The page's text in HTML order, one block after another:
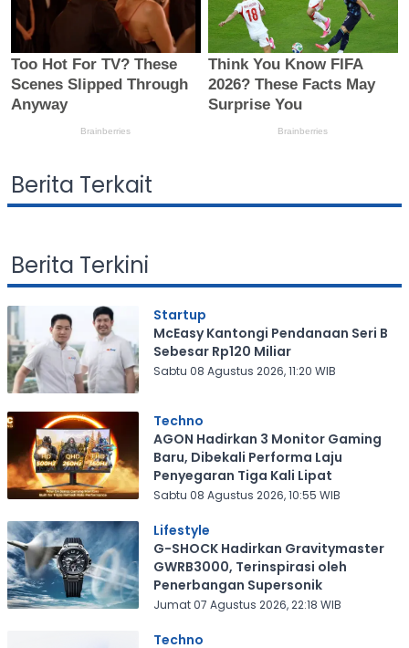
Berita Terkait
Berita Terkini
Startup
McEasy Kantongi Pendanaan Seri B
Sebesar Rp120 Miliar
Sabtu 08 Agustus 2026, 11:20 WIB
Techno
AGON Hadirkan 3 Monitor Gaming
Baru, Dibekali Performa Laju
Penyegaran Tiga Kali Lipat
Sabtu 08 Agustus 2026, 10:55 WIB
Lifestyle
G-SHOCK Hadirkan Gravitymaster
GWRB3000, Terinspirasi oleh
Penerbangan Supersonik
Jumat 07 Agustus 2026, 22:18 WIB
Techno